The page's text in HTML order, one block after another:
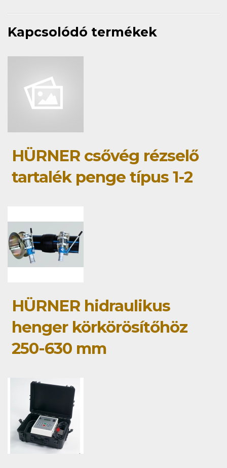
Kapcsolódó termékek
HÜRNER csővég rézselő
tartalék penge típus 1-2
HÜRNER hidraulikus
henger körkörösítőhöz
250-630 mm